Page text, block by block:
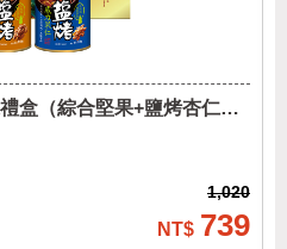
盒（綜合堅果+鹽烤杏仁果
1,020
739